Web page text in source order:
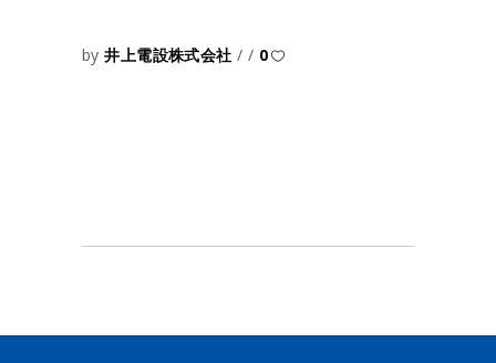
by井上電設株式会社 0